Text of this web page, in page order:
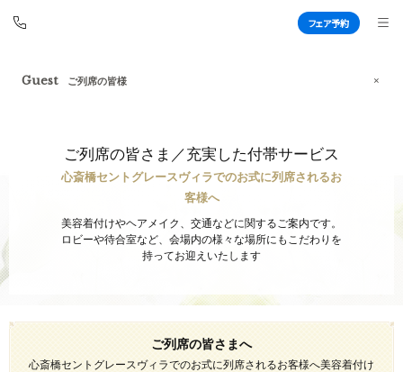
フェア予約
トップ ブライダルフェア
フォトギャラリー
Guest ご列席の皆様
ご列席の皆さま／充実した付帯サービス
心斎橋セントグレースヴィラでのお式に列席されるお
客様へ
美容着付けやヘアメイク、交通などに関するご案内です。
ロビーや待合室など、会場内の様々な場所にもこだわりを
持ってお迎えいたします
ご列席の皆さまへ
心斎橋セントグレースヴィラでのお式に列席されるお客様へ美容着付け